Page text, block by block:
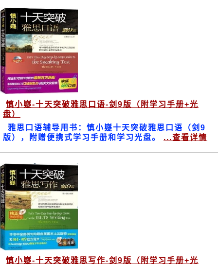
慎小嶷-十天突破雅思口语-剑9版（附学习手册+光
盘）
雅思口语辅导用书：慎小嶷十天突破雅思口语（剑9
版），附赠便携式学习手册和学习光盘。
...查看详情
慎小嶷-十天突破雅思写作-剑9版（附学习手册+光